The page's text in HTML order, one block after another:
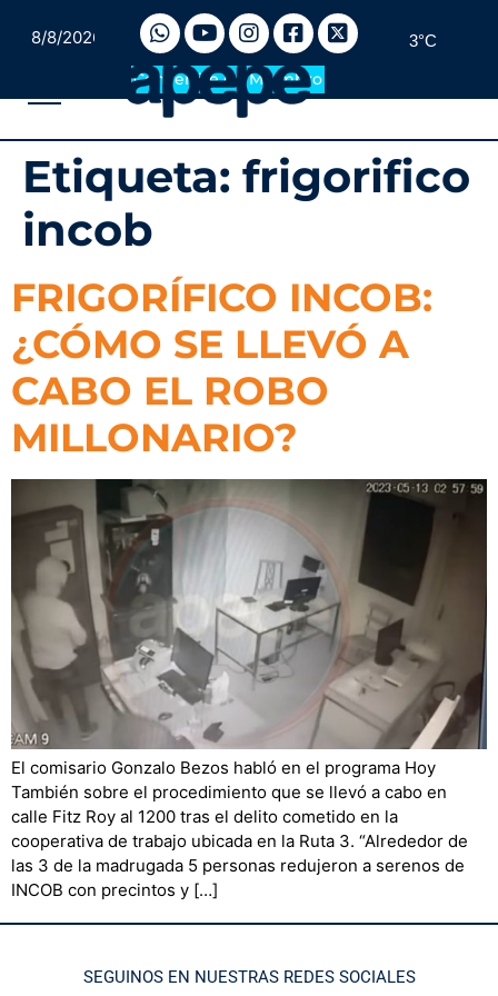
8/8/2026 3°C
Convertite en Miembro
Etiqueta: frigorifico
incob
FRIGORÍFICO INCOB:
¿CÓMO SE LLEVÓ A
CABO EL ROBO
MILLONARIO?
El comisario Gonzalo Bezos habló en el programa Hoy
También sobre el procedimiento que se llevó a cabo en
calle Fitz Roy al 1200 tras el delito cometido en la
cooperativa de trabajo ubicada en la Ruta 3. “Alrededor de
las 3 de la madrugada 5 personas redujeron a serenos de
INCOB con precintos y […]
SEGUINOS EN NUESTRAS REDES SOCIALES